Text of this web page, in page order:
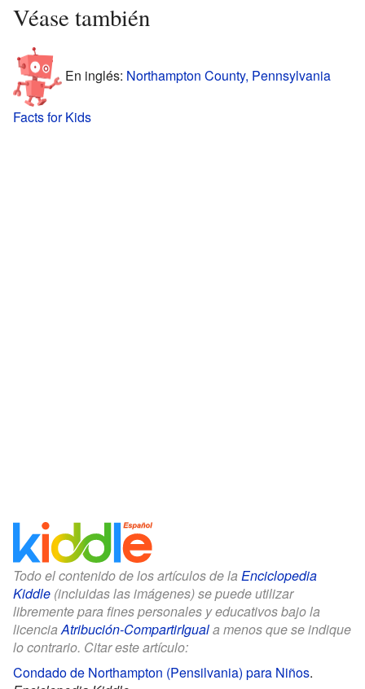
Véase también
En inglés: Northampton County, Pennsylvania
Facts for Kids
Todo el contenido de los artículos de la Enciclopedia
Kiddle (incluidas las imágenes) se puede utilizar
libremente para fines personales y educativos bajo la
licenciaAtribución-CompartirIguala menos que se indique
lo contrario. Citar este artículo:
Condado de Northampton (Pensilvania) para Niños.